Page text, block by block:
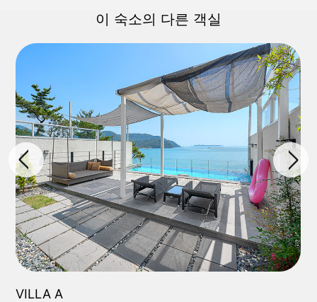
이 숙소의 다른 객실
VILLA A